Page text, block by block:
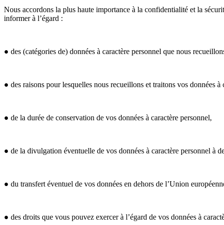
Nous accordons la plus haute importance à la confidentialité et la
informer à l’égard :
● des (catégories de) données à caractère personnel que nous
● des raisons pour lesquelles nous recueillons et traitons vos données
● de la durée de conservation de vos données à caractère personnel,
● de la divulgation éventuelle de vos données à caractère personnel à
● du transfert éventuel de vos données en dehors de l’Union
● des droits que vous pouvez exercer à l’égard de vos données à